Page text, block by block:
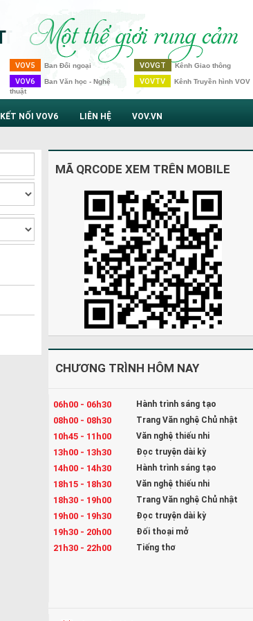
VOV5 Ban Đối ngoại
VOV6 Ban Văn học - Nghệ
thuật
VOVGT Kênh Giao thông
VOVTV Kênh Truyền hình VOV
KẾT NỐI VOV6 LIÊN HỆ VOV.VN
MÃ QRCODE XEM TRÊN MOBILE
CHƯƠNG TRÌNH HÔM NAY
06h00 - 06h30 Hành trình sáng tạo
08h00 - 08h30 Trang Văn nghệ Chủ nhật
10h45 - 11h00 Văn nghệ thiếu nhi
13h00 - 13h30 Đọc truyện dài kỳ
14h00 - 14h30 Hành trình sáng tạo
18h15 - 18h30 Văn nghệ thiếu nhi
18h30 - 19h00 Trang Văn nghệ Chủ nhật
19h00 - 19h30 Đọc truyện dài kỳ
19h30 - 20h00 Đối thoại mở
21h30 - 22h00 Tiếng thơ